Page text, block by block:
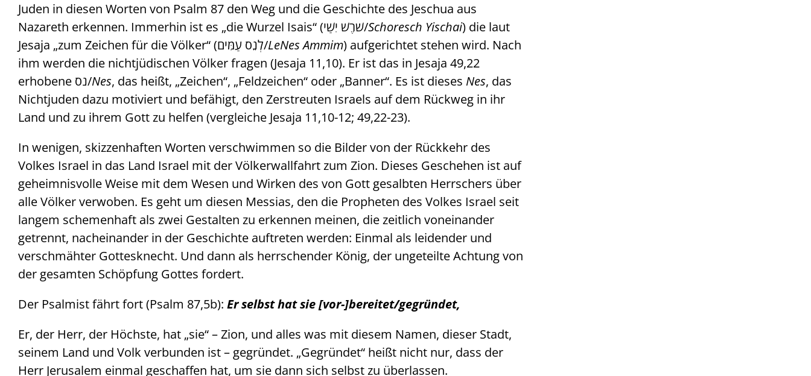
Juden in diesen Worten von Psalm 87 den Weg und die Geschichte des Jeschua aus
Nazareth erkennen. Immerhin ist es „die Wurzel Isais“ (שֹׁרֶשׁ יִשַׁי/Schoresch Yischai) die laut
Jesaja „zum Zeichen für die Völker“ (לְנֵס עַמִּים/LeNes Ammim) aufgerichtet stehen wird. Nach
ihm werden die nichtjüdischen Völker fragen (Jesaja 11,10). Er ist das in Jesaja 49,22
erhobene נס/Nes, das heißt, „Zeichen“, „Feldzeichen“ oder „Banner“. Es ist dieses Nes, das
Nichtjuden dazu motiviert und befähigt, den Zerstreuten Israels auf dem Rückweg in ihr
Land und zu ihrem Gott zu helfen (vergleiche Jesaja 11,10-12; 49,22-23).
In wenigen, skizzenhaften Worten verschwimmen so die Bilder von der Rückkehr des
Volkes Israel in das Land Israel mit der Völkerwallfahrt zum Zion. Dieses Geschehen ist auf
geheimnisvolle Weise mit dem Wesen und Wirken des von Gott gesalbten Herrschers über
alle Völker verwoben. Es geht um diesen Messias, den die Propheten des Volkes Israel seit
langem schemenhaft als zwei Gestalten zu erkennen meinen, die zeitlich voneinander
getrennt, nacheinander in der Geschichte auftreten werden: Einmal als leidender und
verschmähter Gottesknecht. Und dann als herrschender König, der ungeteilte Achtung von
der gesamten Schöpfung Gottes fordert.
Der Psalmist fährt fort (Psalm 87,5b): Er selbst hat sie [vor-]bereitet/gegründet,
Er, der Herr, der Höchste, hat „sie“ – Zion, und alles was mit diesem Namen, dieser Stadt,
seinem Land und Volk verbunden ist – gegründet. „Gegründet“ heißt nicht nur, dass der
Herr Jerusalem einmal geschaffen hat, um sie dann sich selbst zu überlassen.